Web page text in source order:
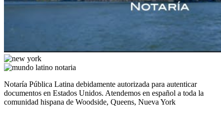
Notaría Pública Latina debidamente autorizada para autenticar
documentos en Estados Unidos. Atendemos en español a toda la
comunidad hispana de Woodside, Queens, Nueva York